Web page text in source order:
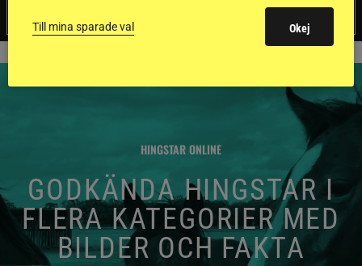
HINGSTAR ONLINE
GODKÄNDA HINGSTAR I
FLERA KATEGORIER MED
BILDER OCH FAKTA
Till mina sparade val Okej